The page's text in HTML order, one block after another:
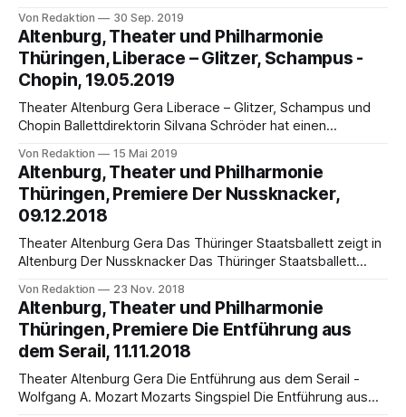
Vetter aus Dingsda“. In der Inszenierung von Kay Kuntze
feiert das Stück am Sonntag, 6. Oktober um 18.00 Uhr
Premiere im Theaterzelt Altenburg. 1921 in Berlin
uraufgeführt, begeistert
Von Redaktion 30 Sep. 2019
Altenburg, Theater und Philharmonie
Thüringen, Liberace – Glitzer, Schampus -
Chopin, 19.05.2019
Theater Altenburg Gera Liberace – Glitzer, Schampus und
Chopin Ballettdirektorin Silvana Schröder hat einen
zu sehen ist. Premiere hat Liberace – Glitzer, Schampus und
Chopin am Sonntag, 19. Mai 2019 18 Uhr im Großen Haus
des Altenburger Theaters. Das Stück beschäftigt sich mit
dem
Von Redaktion 15 Mai 2019
Altenburg, Theater und Philharmonie
Thüringen, Premiere Der Nussknacker,
09.12.2018
Theater Altenburg Gera Das Thüringer Staatsballett zeigt in
Altenburg Der Nussknacker Das Thüringer Staatsballett
Altenburg den Ballettklassiker Der Nussknacker in einer
Inszenierung von Gastchoreografin Prof. Birgit Scherzer. Die
Premiere ist am Sonntag, 9. Dezember, um 18:00 Uhr im
Großen Haus.
Von Redaktion 23 Nov. 2018
Altenburg, Theater und Philharmonie
Thüringen, Premiere Die Entführung aus
dem Serail, 11.11.2018
Theater Altenburg Gera Die Entführung aus dem Serail -
Wolfgang A. Mozart Mozarts Singspiel Die Entführung aus